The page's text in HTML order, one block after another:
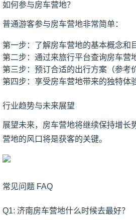
如何参与房车营地？
普通游客参与房车营地非常简单：
第一步：了解房车营地的基本概念和
第二步：通过来旅行平台查询房车营
第三步：预订合适的出行方案（参考
第四步：享受房车营地带来的独特体
行业趋势与未来展望
展望未来，房车营地将继续保持增长
营地的风口将是获客的关键。
常见问题 FAQ
Q1: 济南房车营地什么时候去最好？